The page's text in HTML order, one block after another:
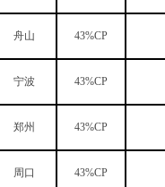
舟山 43%CP
宁波 43%CP
郑州 43%CP
周口 43%CP